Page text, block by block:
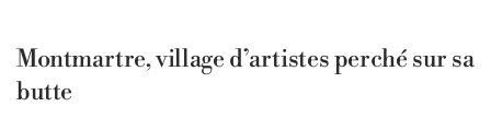
Montmartre, village d’artistes perché sur sa
butte